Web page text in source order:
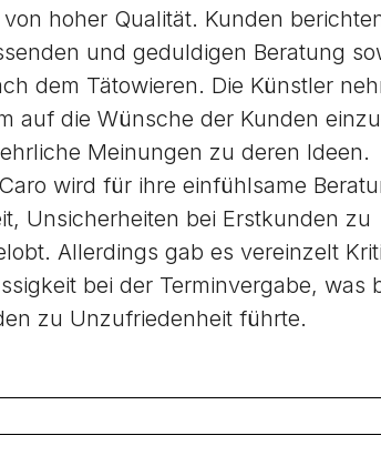
hoher Qualität. Kunden
und geduldigen Beratung
dem Tätowieren. Die Künstler
auf die Wünsche der Kunden
Meinungen zu deren Ideen.
wird für ihre einfühlsame
Unsicherheiten bei Erstkunden zu
Allerdings gab es vereinzelt
bei der Terminvergabe, was
zu Unzufriedenheit führte.